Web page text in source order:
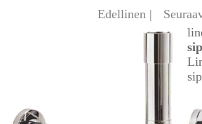
Edellinen |